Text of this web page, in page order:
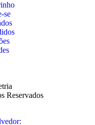
se
Reservados